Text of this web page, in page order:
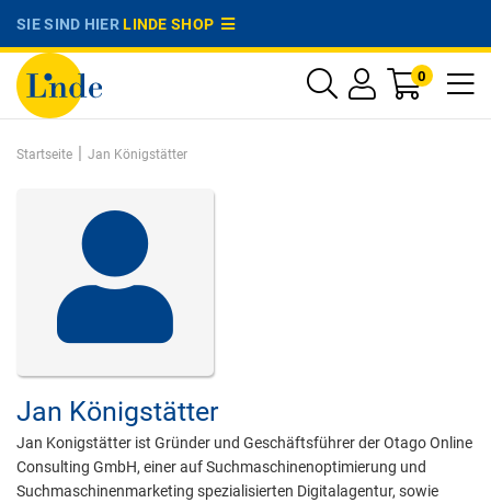
SIE SIND HIERLINDE SHOP
0
Startseite | Jan Königstätter
Jan Königstätter
Jan Konigstätter ist Gründer und Geschäftsführer der Otago Online
Consulting GmbH, einer auf Suchmaschinenoptimierung und
Suchmaschinenmarketing spezialisierten Digitalagentur, sowie